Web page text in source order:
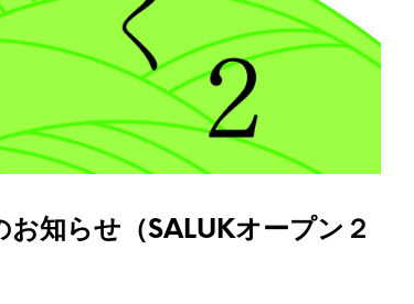
知らせ（SALUKオープン２